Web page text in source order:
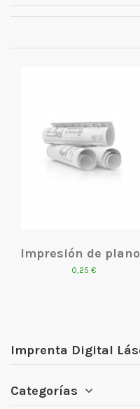
Impresión de
0,25 €
Imprenta Digital
Categorías